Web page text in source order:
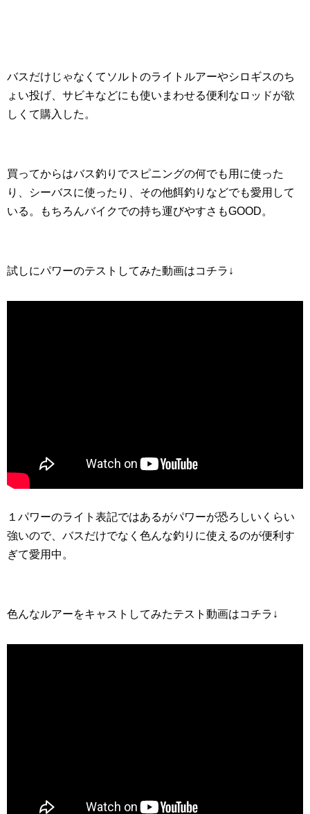
バスだけじゃなくてソルトのライトルアーやシロギスのち
ょい投げ、サビキなどにも使いまわせる便利なロッドが欲
しくて購入した。
買ってからはバス釣りでスピニングの何でも用に使った
り、シーバスに使ったり、その他餌釣りなどでも愛用して
いる。もちろんバイクでの持ち運びやすさもGOOD。
試しにパワーのテストしてみた動画はコチラ↓
１パワーのライト表記ではあるがパワーが恐ろしいくらい
強いので、バスだけでなく色んな釣りに使えるのが便利す
ぎて愛用中。
色んなルアーをキャストしてみたテスト動画はコチラ↓